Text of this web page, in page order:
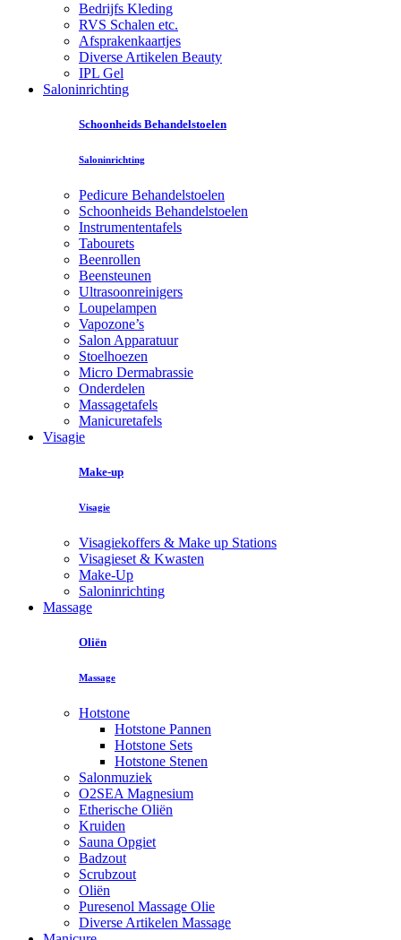
Bedrijfs Kleding
RVS Schalen etc.
Afsprakenkaartjes
Diverse Artikelen Beauty
IPL Gel
Saloninrichting
Schoonheids Behandelstoelen
Saloninrichting
Pedicure Behandelstoelen
Schoonheids Behandelstoelen
Instrumententafels
Tabourets
Beenrollen
Beensteunen
Ultrasoonreinigers
Loupelampen
Vapozone’s
Salon Apparatuur
Stoelhoezen
Micro Dermabrassie
Onderdelen
Massagetafels
Manicuretafels
Visagie
Make-up
Visagie
Visagiekoffers & Make up Stations
Visagieset & Kwasten
Make-Up
Saloninrichting
Massage
Oliën
Massage
Hotstone
Hotstone Pannen
Hotstone Sets
Hotstone Stenen
Salonmuziek
O2SEA Magnesium
Etherische Oliën
Kruiden
Sauna Opgiet
Badzout
Scrubzout
Oliën
Puresenol Massage Olie
Diverse Artikelen Massage